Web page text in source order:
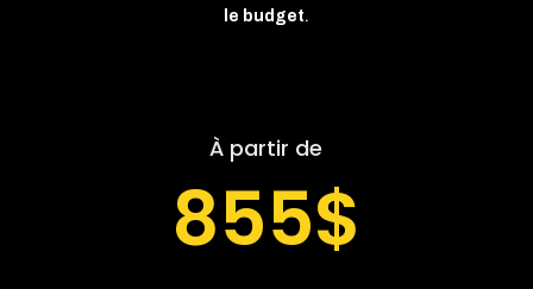
le budget.
À partir de
855$